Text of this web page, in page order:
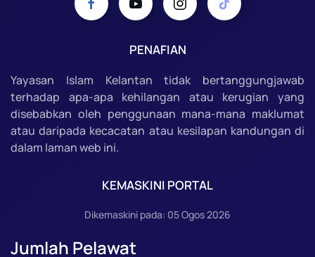
PENAFIAN
Yayasan Islam Kelantan tidak bertanggungjawab
terhadap apa-apa kehilangan atau kerugian yang
disebabkan oleh penggunaan mana-mana maklumat
atau daripada kecacatan atau kesilapan kandungan di
dalam laman web ini.
KEMASKINI PORTAL
Dikemaskini pada: 05 Ogos 2026
Jumlah Pelawat